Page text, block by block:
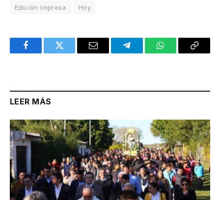
Edición Impresa Hoy
FacebookTwitter Email TelegramWhatsAppCopy
LEER MÁS